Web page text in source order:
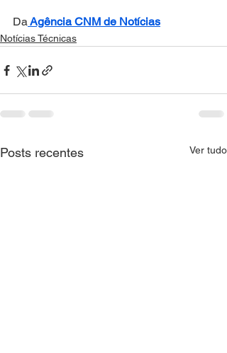
Da Agência CNM de Notícias
Notícias Técnicas
Posts recentes Ver tudo